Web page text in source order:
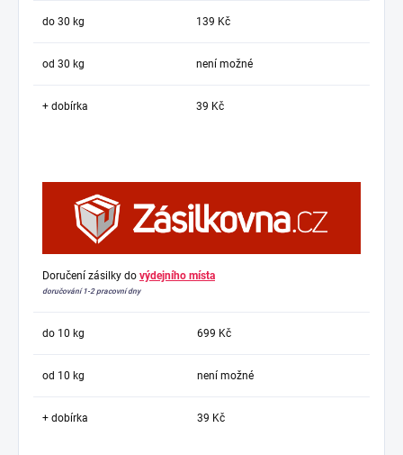
do 30 kg 139 Kč
od 30 kg není možné
+ dobírka 39 Kč
Doručení zásilky do výdejního místa
doručování 1-2 pracovní dny
do 10 kg 699 Kč
od 10 kg není možné
+ dobírka 39 Kč